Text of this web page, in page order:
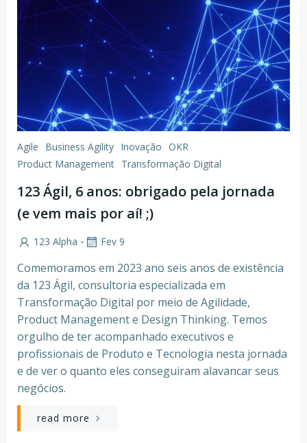
Agile Business Agility Inovação OKR
Product Management Transformação Digital
123 Ágil, 6 anos: obrigado pela jornada
(e vem mais por aí! ;)
123 Alpha - Fev 9
Comemoramos em 2023 ano seis anos de existência
da 123 Ágil, consultoria especializada em
Transformação Digital por meio de Agilidade,
Product Management e Design Thinking. Temos
orgulho de ter acompanhado executivos e
profissionais de Produto e Tecnologia nesta jornada
e de ver o quanto eles conseguiram alavancar seus
negócios.
read more